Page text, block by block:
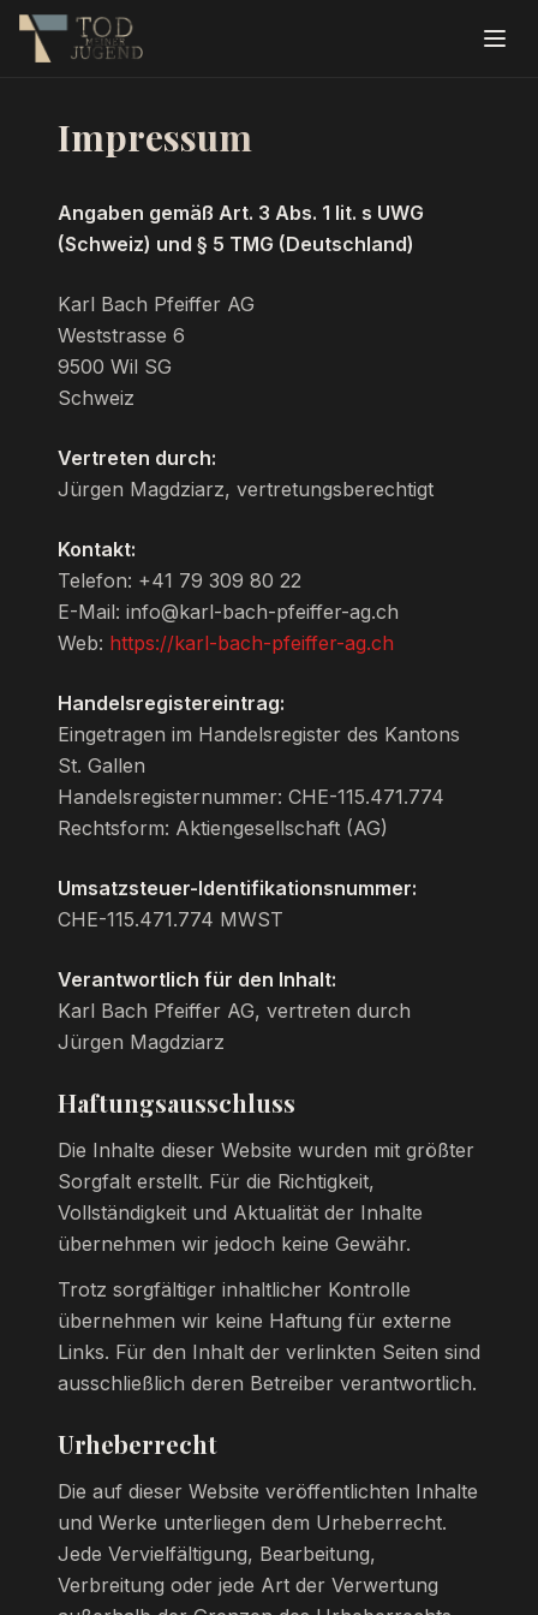
Impressum
Angaben gemäß Art. 3 Abs. 1 lit. s UWG
(Schweiz) und § 5 TMG (Deutschland)
Karl Bach Pfeiffer AG
Weststrasse 6
9500 Wil SG
Schweiz
Vertreten durch:
Jürgen Magdziarz, vertretungsberechtigt
Kontakt:
Telefon: +41 79 309 80 22
E-Mail: info@karl-bach-pfeiffer-ag.ch
Web: https://karl-bach-pfeiffer-ag.ch
Handelsregistereintrag:
Eingetragen im Handelsregister des Kantons
St. Gallen
Handelsregisternummer: CHE-115.471.774
Rechtsform: Aktiengesellschaft (AG)
Umsatzsteuer-Identifikationsnummer:
CHE-115.471.774 MWST
Verantwortlich für den Inhalt:
Karl Bach Pfeiffer AG, vertreten durch
Jürgen Magdziarz
Haftungsausschluss
Die Inhalte dieser Website wurden mit größter
Sorgfalt erstellt. Für die Richtigkeit,
Vollständigkeit und Aktualität der Inhalte
übernehmen wir jedoch keine Gewähr.
Trotz sorgfältiger inhaltlicher Kontrolle
übernehmen wir keine Haftung für externe
Links. Für den Inhalt der verlinkten Seiten sind
ausschließlich deren Betreiber verantwortlich.
Urheberrecht
Die auf dieser Website veröffentlichten Inhalte
und Werke unterliegen dem Urheberrecht.
Jede Vervielfältigung, Bearbeitung,
Verbreitung oder jede Art der Verwertung